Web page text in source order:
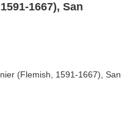
1667), San